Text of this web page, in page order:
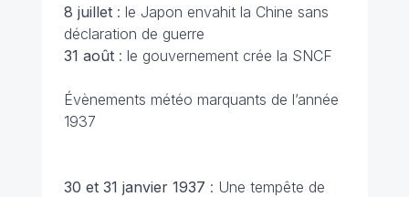
8 juillet: le Japon envahit la Chine sans
déclaration de guerre
31 août: le gouvernement crée la SNCF
Évènements météo marquants de l’année
1937
30 et 31 janvier 1937 : Une tempête de